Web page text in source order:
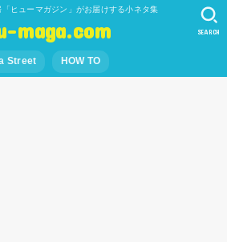
ヒューマガジン」がお届けする小ネタ集
maga.com
Street HOW TO
SEARCH